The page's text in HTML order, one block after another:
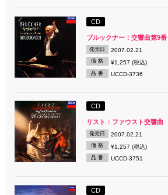
CD
ブルックナー：交響曲第9番
発売日 2007.02.21
価 格 ¥1,257 (税込)
品 番 UCCD-3736
CD
リスト：ファウスト交響曲
発売日 2007.02.21
価 格 ¥1,257 (税込)
品 番 UCCD-3751
CD